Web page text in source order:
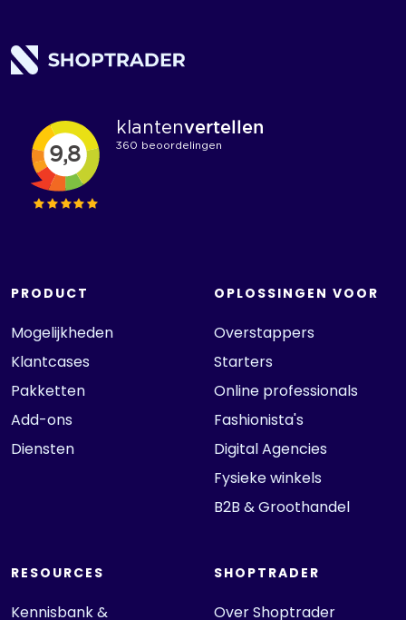
PRODUCT
Mogelijkheden
Klantcases
Pakketten
Add-ons
Diensten
OPLOSSINGEN VOOR
Overstappers
Starters
Online professionals
Fashionista's
Digital Agencies
Fysieke winkels
B2B & Groothandel
RESOURCES
Kennisbank &
SHOPTRADER
Over Shoptrader